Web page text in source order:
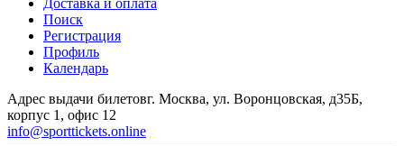
Поиск
Регистрация
Профиль
Календарь
Адрес выдачи билетовг. Москва, ул. Воронцовская, д35Б,
корпус 1, офис 12
info@sporttickets.online